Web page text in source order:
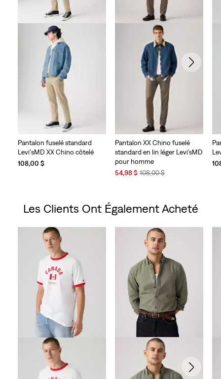
Pantalon fuselé standard
Levi'sMD XX Chino côtelé
108,00 $
Pantalon XX Chino fuselé
standard en lin léger Levi’sMD
pour homme
Sale
54,98 $ Original
108,00 $
Les Clients Ont Également Acheté